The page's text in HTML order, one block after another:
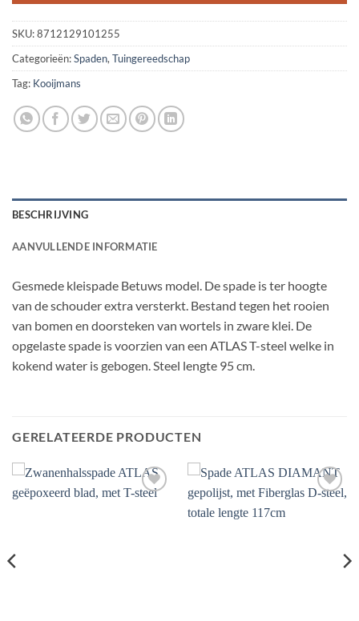
SKU:8712129101255
Categorieën:Spaden, Tuingereedschap
Tag: Kooijmans
BESCHRIJVING
AANVULLENDE INFORMATIE
Gesmede kleispade Betuws model. De spade is ter hoogte
van de schouder extra versterkt. Bestand tegen het rooien
van bomen en doorsteken van wortels in zware klei. De
opgelaste spade is voorzien van een ATLAS T-steel welke in
kokend water is gebogen. Steel lengte 95 cm.
GERELATEERDE PRODUCTEN